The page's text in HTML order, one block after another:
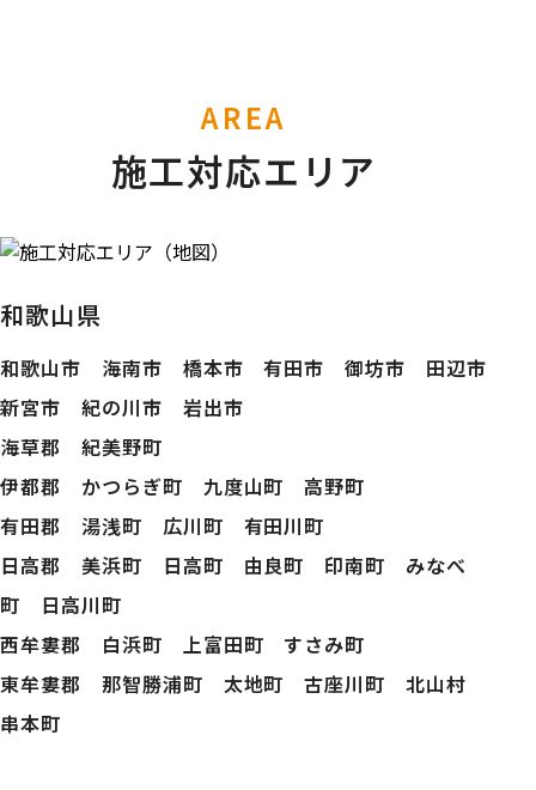
AREA
施工対応エリア
和歌山県
和歌山市 海南市 橋本市 有田市 御坊市 田辺市
新宮市 紀の川市 岩出市
海草郡 紀美野町
伊都郡 かつらぎ町 九度山町 高野町
有田郡 湯浅町 広川町 有田川町
日高郡 美浜町 日高町 由良町 印南町 みなべ
町 日高川町
西牟婁郡 白浜町 上富田町 すさみ町
東牟婁郡 那智勝浦町 太地町 古座川町 北山村
串本町